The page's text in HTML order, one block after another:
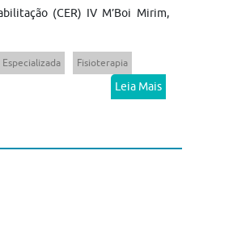
(CER) IV M’Boi Mirim,
Fisioterapia
Leia Mais